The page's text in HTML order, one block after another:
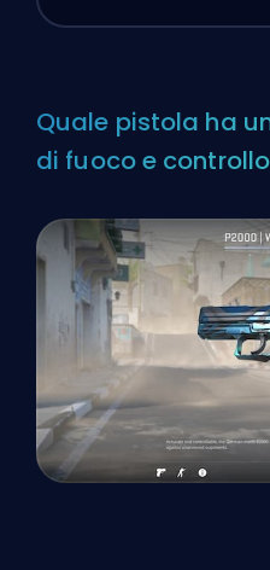
Quale pistola ha
di fuoco e